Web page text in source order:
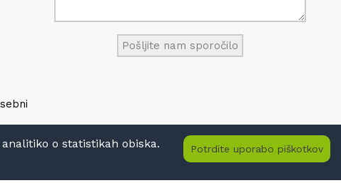
Potrdite uporabo piškotkov
o statistikah obiska.